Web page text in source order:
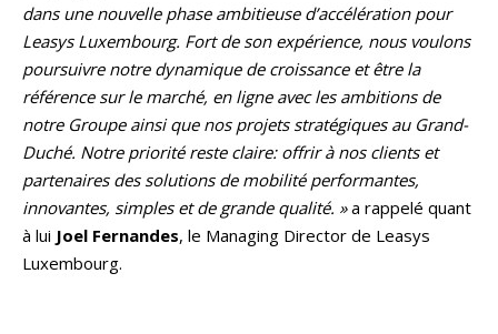
dans une nouvelle phase ambitieuse d’accélération pour
Leasys Luxembourg. Fort de son expérience, nous voulons
poursuivre notre dynamique de croissance et être la
référence sur le marché, en ligne avec les ambitions de
notre Groupe ainsi que nos projets stratégiques au Grand-
Duché. Notre priorité reste claire: offrir à nos clients et
partenaires des solutions de mobilité performantes,
innovantes, simples et de grande qualité. »a rappelé quant
à lui Joel Fernandes, le Managing Director de Leasys
Luxembourg.